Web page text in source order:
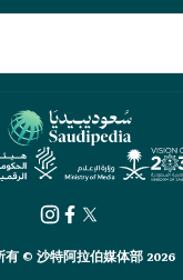
有 © 沙特阿拉伯媒体部 2026